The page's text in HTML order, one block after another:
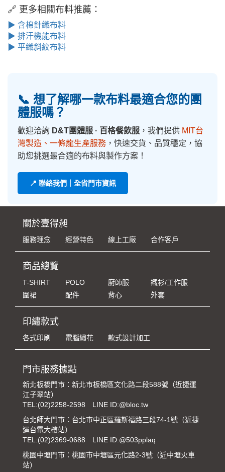
🔗 更多相關布料推薦：
▶ 含棉針織布料
▶ 排汗機能布料
▶ 平織斜紋布料
📞 想了解哪一款布料最適合您的團
體服嗎？
歡迎洽詢 D&T團體服 · 百格餐飲服 ，我們提供 MIT台
灣製造、一條龍生產服務 ，快速交貨、品質穩定，協
助您挑選最合適的布料與製作方案！
📍 聯絡我們｜全省門市資訊
關於壹得昶
服務理念 經營特色 線上工廠 合作客戶
商品總覽
T-SHIRT POLO 廚師服
襯衫/工作服
圍裙
配件 背心 外套
印繡款式
各式印刷 電腦繡花 款式設計加工
門市服務據點
新北板橋門市：新北市板橋區文化路二段588號（近捷運
江子翠站）
TEL:(02)2258-2598
LINE ID:@bloc.tw
台北師大門市：台北市中正區羅斯福路三段74-1號（近捷
運台電大樓站）
TEL:(02)2369-0688
LINE ID:@503pplaq
桃園中壢門市：桃園市中壢區元化路2-3號（近中壢火車
站）